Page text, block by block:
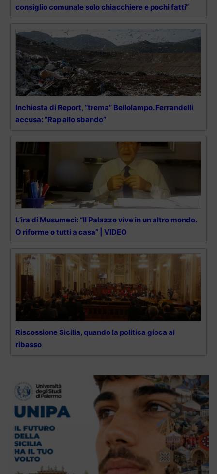
consiglio comunale solo chiacchiere e pochi fatti”
Inchiesta di Report, “trema” Bellolampo. Ferrandelli
accusa: “Rap allo sbando”
L’ira di Musumeci: “Il Palazzo vive in un altro mondo.
O riforme o tutti a casa” | VIDEO
Riscossione Sicilia, quando la politica gioca al
ribasso